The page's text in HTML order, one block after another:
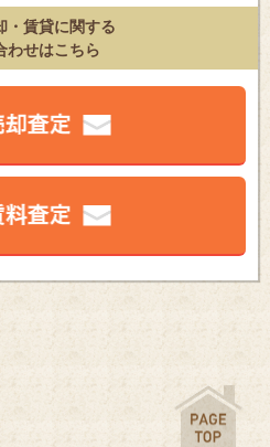
・賃貸に関する
わせはこちら